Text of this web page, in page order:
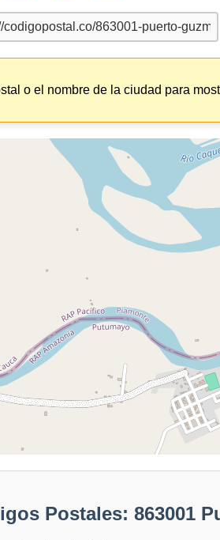
o el nombre de la ciudad para
Postales: 863001